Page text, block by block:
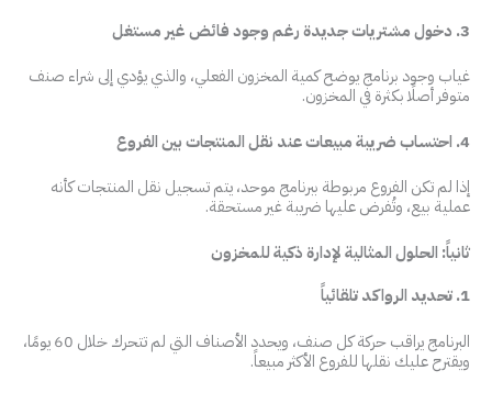
3. دخول مشتريات جديدة رغم وجود فائض غير مستغل
غياب وجود برنامج يوضح كمية المخزون الفعلي، والذي يؤدي إلى شراء صنف
متوفر أصلًا بكثرة في المخزون.
4. احتساب ضريبة مبيعات عند نقل المنتجات بين الفروع
إذا لم تكن الفروع مربوطة ببرنامج موحد، يتم تسجيل نقل المنتجات كأنه
عملية بيع، وتُفرض عليها ضريبة غير مستحقة.
ثانياً: الحلول المثالية لإدارة ذكية للمخزون
1. تحديد الرواكد تلقائياً
البرنامج يراقب حركة كل صنف، ويحدد الأصناف التي لم تتحرك خلال 60 يومًا،
ويقترح عليك نقلها للفروع الأكثر مبيعاً.